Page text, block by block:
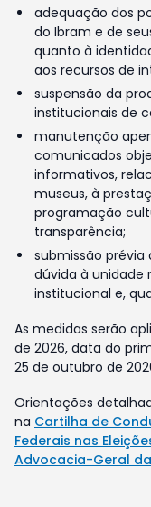
adequação dos
do Ibram e de
quanto à
aos recursos de
suspensão da
institucionais de
manutenção
comunicados
informativos,
museus, à
programação
transparência;
submissão prévia
dúvida à unidade
institucional e,
As medidas serão
de 2026, data do
25 de outubro de
Orientações
na Cartilha de
Federais nas
Advocacia-Geral